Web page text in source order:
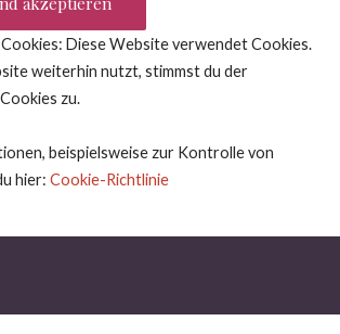
Diese Website verwendet Cookies.
weiterhin nutzt, stimmst du der
zu.
beispielsweise zur Kontrolle von
hier:Cookie-Richtlinie